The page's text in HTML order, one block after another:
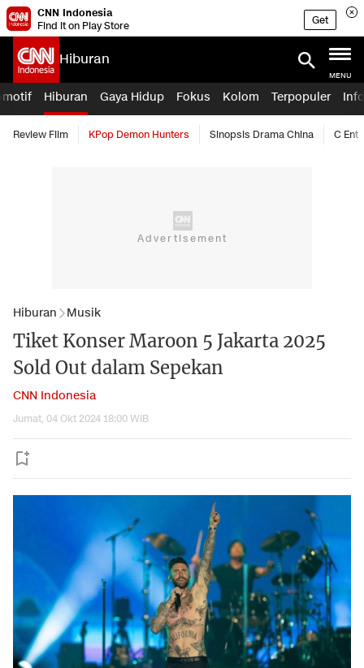
CNN Indonesia
Find it on Play Store
Get
Hiburan
MENU
Hiburan Gaya Hidup Fokus Kolom Terpopuler
Review Film KPop Demon Hunters Sinopsis Drama China C Ent
Hiburan Musik
Tiket Konser Maroon 5 Jakarta 2025
Sold Out dalam Sepekan
CNN Indonesia
Jumat, 04 Okt 2024 18:00 WIB